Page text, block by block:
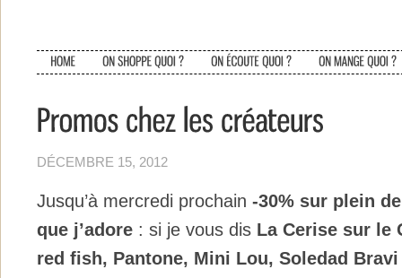
DÉCEMBRE 15, 2012
Jusqu’à mercredi prochain -30% sur plein
que j’adore : si je vous dis La Cerise sur le
red fish, Pantone, Mini Lou, Soledad